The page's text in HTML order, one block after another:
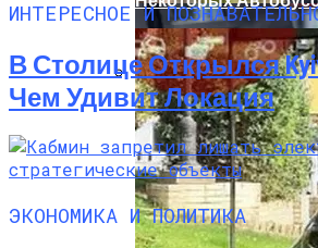
Международная
Трампа: Что Стоит
ИНТЕРЕСНОЕ И
В Столице Открылся
Чем Удивит Локация
ЭКОНОМИКА И ПОЛИТИКА